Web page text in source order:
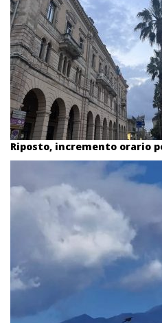
Riposto, incremento orario